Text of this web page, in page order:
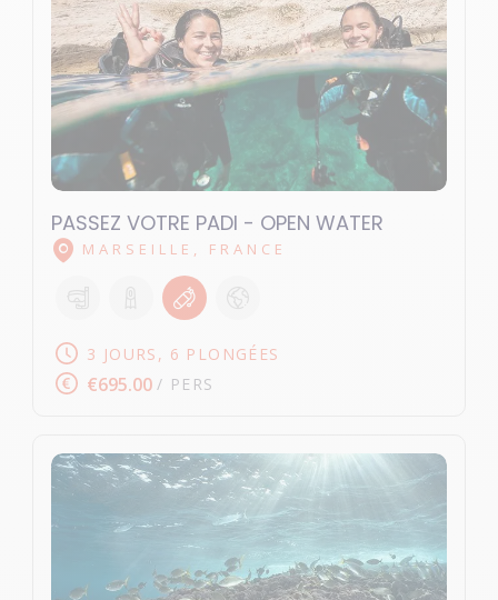
PASSEZ VOTRE PADI - OPEN WATER
MARSEILLE, FRANCE
3 JOURS, 6 PLONGÉES
€695.00 / PERS